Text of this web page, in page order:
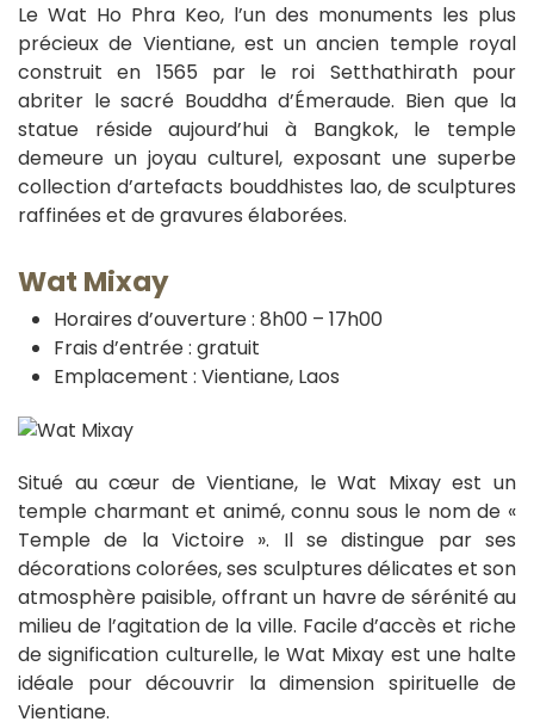
Le Wat Ho Phra Keo, l’un des monuments les plus
précieux de Vientiane, est un ancien temple royal
construit en 1565 par le roi Setthathirath pour
abriter le sacré Bouddha d’Émeraude. Bien que la
statue réside aujourd’hui à Bangkok, le temple
demeure un joyau culturel, exposant une superbe
collection d’artefacts bouddhistes lao, de sculptures
raffinées et de gravures élaborées.
Wat Mixay
Horaires d’ouverture : 8h00 – 17h00
Frais d’entrée : gratuit
Emplacement : Vientiane, Laos
Situé au cœur de Vientiane, le Wat Mixay est un
temple charmant et animé, connu sous le nom de «
Temple de la Victoire ». Il se distingue par ses
décorations colorées, ses sculptures délicates et son
atmosphère paisible, offrant un havre de sérénité au
milieu de l’agitation de la ville. Facile d’accès et riche
de signification culturelle, le Wat Mixay est une halte
idéale pour découvrir la dimension spirituelle de
Vientiane.